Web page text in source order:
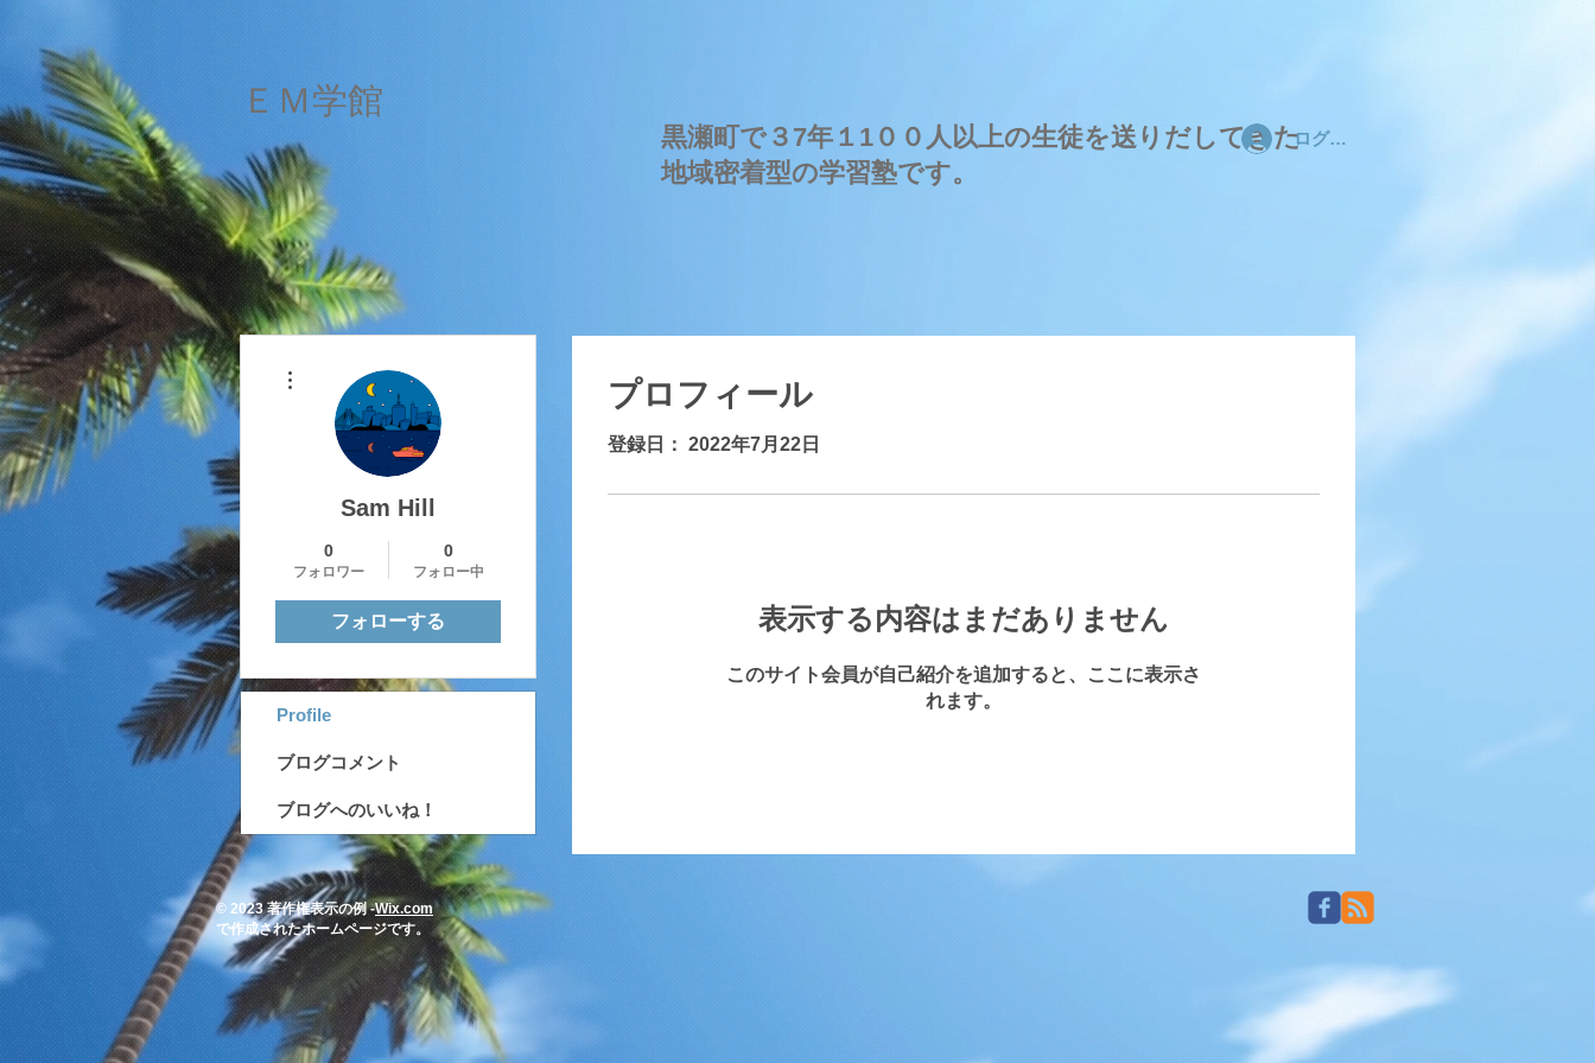
​ＥＭ学館
​黒瀬町で３7年１1００人以上の生徒を送りだしてきた
地域密着型の学習塾です。
ログイン
プロフィール
登録日： 2022年7月22日
表示する内容はまだありません
このサイト会員が自己紹介を追加すると、ここに表示さ
れます。
Sam Hill
0
フォロワー
0
フォロー中
フォローする
Profile
ブログコメント
ブログへのいいね！
© 2023 著作権表示の例 -Wix.com
で作成されたホームページです。